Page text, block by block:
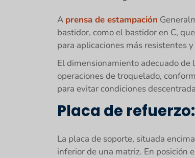
A prensa de estampación
bastidor, como el bastidor en C,
para aplicaciones más resistentes
El dimensionamiento adecuado
operaciones de troquelado,
para evitar condiciones
Placa de refuerzo:
La placa de soporte, situada
inferior de una matriz. En posición